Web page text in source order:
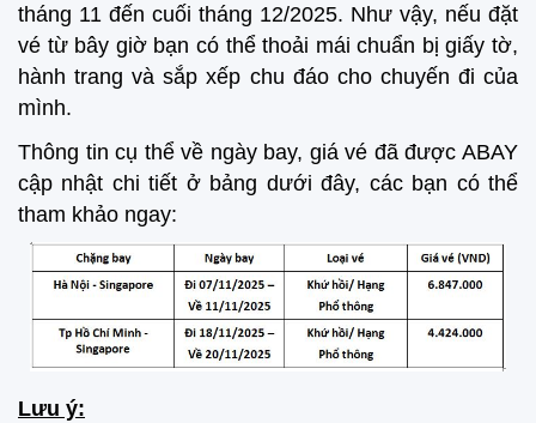
tháng 11 đến cuối tháng 12/2025. Như vậy, nếu đặt
vé từ bây giờ bạn có thể thoải mái chuẩn bị giấy tờ,
hành trang và sắp xếp chu đáo cho chuyến đi của
mình.
Thông tin cụ thể về ngày bay, giá vé đã được ABAY
cập nhật chi tiết ở bảng dưới đây, các bạn có thể
tham khảo ngay:
Lưu ý: